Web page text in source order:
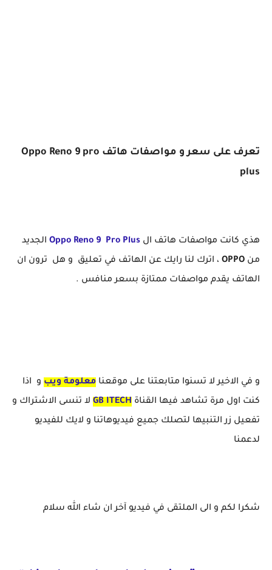
تعرف على سعر و مواصفات هاتف Oppo Reno 9 pro
plus
هذي كانت مواصفات هاتف ال Oppo Reno 9 Pro Plus الجديد
من OPPO ، اترك لنا رايك عن الهاتف في تعليق و هل ترون ان
الهاتف يقدم مواصفات ممتازة بسعر منافس .
و في الاخير لا تسنوا متابعتنا على موقعنا معلومة ويب و اذا
كنت اول مرة تشاهد فيها القناة GB ITECH لا تنسى الاشتراك و
تفعيل زر التنبيها لتصلك جميع فيديوهاتنا و لايك للفيديو
لدعمنا
شكرا لكم و الى الملتقى في فيديو آخر ان شاء الله سلام